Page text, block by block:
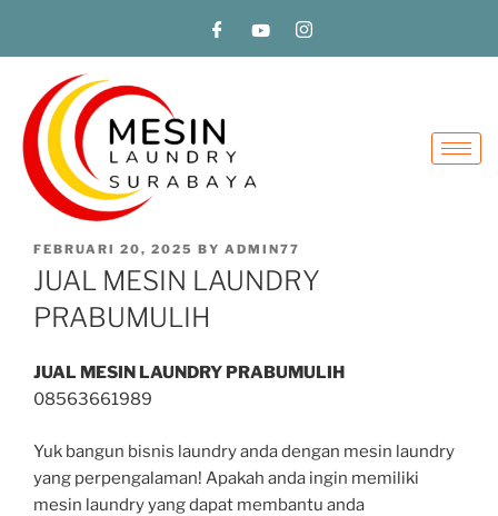
FEBRUARI 20, 2025 BY ADMIN77
JUAL MESIN LAUNDRY
PRABUMULIH
JUAL MESIN LAUNDRY PRABUMULIH
08563661989
Yuk bangun bisnis laundry anda dengan mesin laundry
yang perpengalaman! Apakah anda ingin memiliki
mesin laundry yang dapat membantu anda